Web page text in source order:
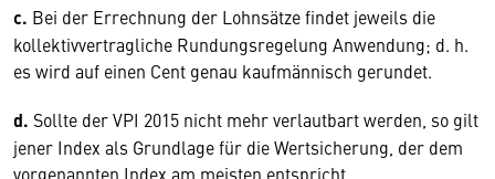
c. Bei der Errechnung der Lohnsätze findet jeweils die
kollektivvertragliche Rundungsregelung Anwendung; d. h.
es wird auf einen Cent genau kaufmännisch gerundet.
d. Sollte der VPI 2015 nicht mehr verlautbart werden, so gilt
jener Index als Grundlage für die Wertsicherung, der dem
vorgenannten Index am meisten entspricht.